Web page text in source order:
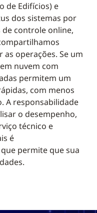
de Edifícios) e
dos sistemas por
controle online,
operações. Se um
nuvem com
permitem um
com menos
A responsabilidade
o desempenho,
técnico e
é
permite que sua